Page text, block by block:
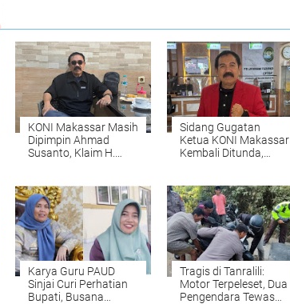
KONI Makassar Masih
Dipimpin Ahmad
Susanto, Klaim H.
Sidang Gugatan
Ketua KONI Makassar
Kembali Ditunda,
Karya Guru PAUD
Sinjai Curi Perhatian
Bupati, Busana
Tragis di Tanralili:
Motor Terpeleset, Dua
Pengendara Tewas